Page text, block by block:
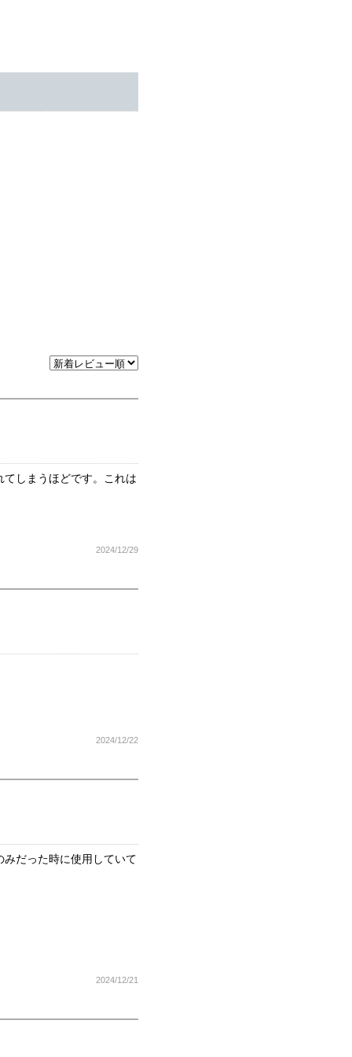
しまうほどです。これは
2024/12/29
2024/12/22
だった時に使用していて
2024/12/21